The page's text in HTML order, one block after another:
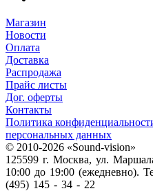
Магазин
Новости
Оплата
Доставка
Распродажа
Прайс листы
Дог. оферты
Контакты
Политика
персональных данных
© 2010-2026 «Sound-vision»
125599 г. Москва, ул.
10:00 до 19:00 (ежедневно).
(495) 145 - 34 - 22